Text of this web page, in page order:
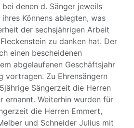
denen d. Sänger jeweils
Könnens ablegten, was
der sechsjährigen Arbeit
zu danken hat. Der
einen bescheidenen
abgelaufenen Geschäftsjahr
vortragen. Zu Ehrensängern
Sängerzeit die Herren
ernannt. Weiterhin wurden für
die Herren Emmert,
und Schneider Julius mit